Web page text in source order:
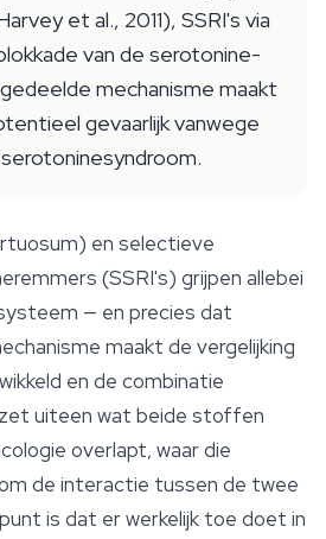
et al., 2011), SSRI's via
van de serotonine-
mechanisme maakt
gevaarlijk vanwege
) en selectieve
(SSRI's) grijpen allebei
— en precies dat
maakt de vergelijking
en de combinatie
uiteen wat beide stoffen
overlapt, waar die
de interactie tussen de twee
is dat er werkelijk toe doet in